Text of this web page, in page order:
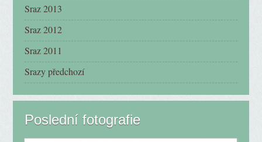
Sraz 2013
Sraz 2012
Sraz 2011
Srazy předchozí
Poslední fotografie